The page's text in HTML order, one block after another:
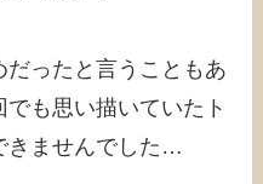
ったと言うこともあ
も思い描いていたト
きませんでした…